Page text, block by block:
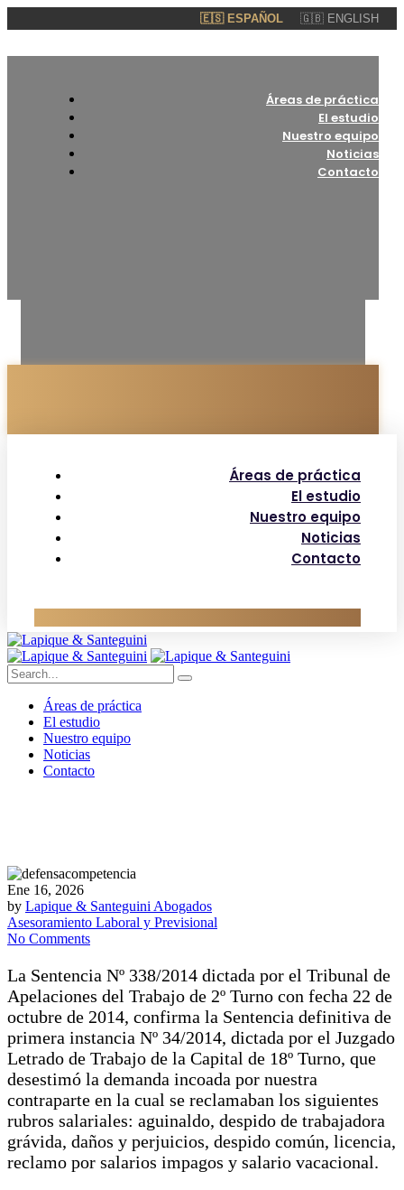
🇪🇸 ESPAÑOL 🇬🇧 ENGLISH
Áreas de práctica
El estudio
Nuestro equipo
Noticias
Contacto
Áreas de práctica
El estudio
Nuestro equipo
Noticias
Contacto
Áreas de práctica
El estudio
Nuestro equipo
Noticias
Contacto
Ene 16, 2026
by Lapique & Santeguini Abogados
Asesoramiento Laboral y Previsional
No Comments
La Sentencia Nº 338/2014 dictada por el Tribunal de
Apelaciones del Trabajo de 2º Turno con fecha 22 de
octubre de 2014, confirma la Sentencia definitiva de
primera instancia Nº 34/2014, dictada por el Juzgado
Letrado de Trabajo de la Capital de 18º Turno, que
desestimó la demanda incoada por nuestra
contraparte en la cual se reclamaban los siguientes
rubros salariales: aguinaldo, despido de trabajadora
grávida, daños y perjuicios, despido común, licencia,
reclamo por salarios impagos y salario vacacional.